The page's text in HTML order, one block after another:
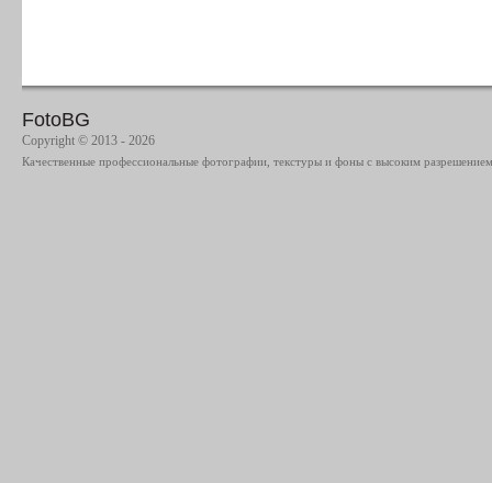
FotoBG
Copyright © 2013 - 2026
Качественные профессиональные фотографии, текстуры и фоны с высоким разрешением